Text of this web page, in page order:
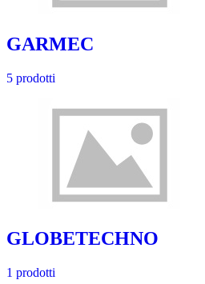
GARMEC
5 prodotti
GLOBETECHNO
1 prodotti